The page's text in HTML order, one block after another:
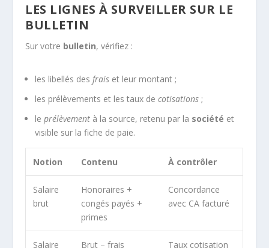
LES LIGNES À SURVEILLER SUR LE
BULLETIN
Sur votre bulletin, vérifiez :
les libellés desfrais et leur montant ;
les prélèvements et les taux decotisations ;
leprélèvement à la source, retenu par la société et
visible sur la fiche de paie.
Notion Contenu À contrôler
Salaire
brut
Honoraires +
congés payés +
primes
Concordance
avec CA facturé
Salaire Brut – frais Taux cotisation